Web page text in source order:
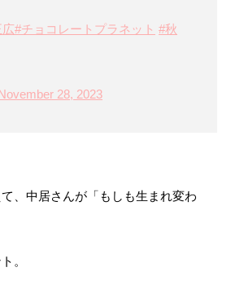
広#チョコレートプラネット #秋
28, 2023
、中居さんが「もしも生まれ変わ
。